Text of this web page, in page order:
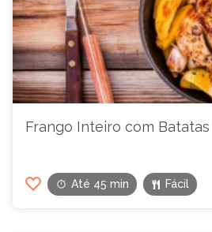
Frango Inteiro com Batatas
Até 45 min Fácil